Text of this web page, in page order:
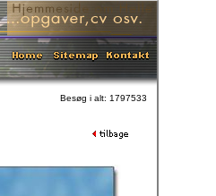
Besøg i alt: 1797533